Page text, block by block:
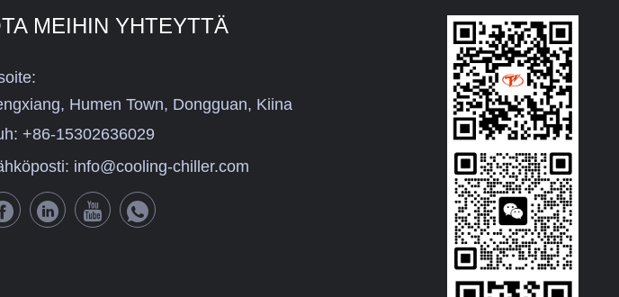
MEIHIN YHTEYTTÄ
Humen Town, Dongguan, Kiina
+86-15302636029
info@cooling-chiller.com